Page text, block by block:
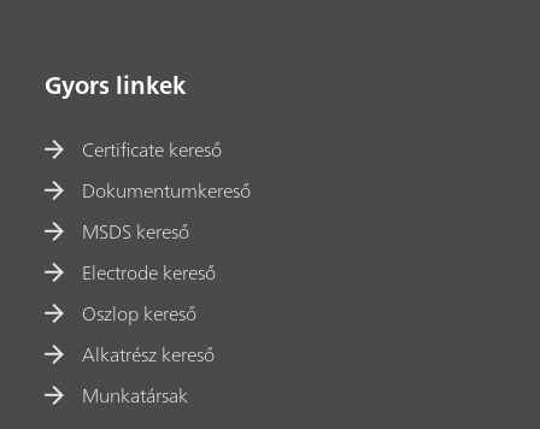
Gyors linkek
Certificate kereső
Dokumentumkereső
MSDS kereső
Electrode kereső
Oszlop kereső
Alkatrész kereső
Munkatársak